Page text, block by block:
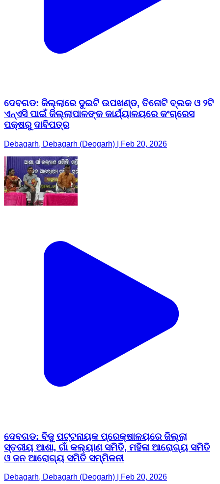
ଦେବଗଡ: ଜିଲ୍ଲାରେ ଦୁଇଟି ଉପଖଣ୍ଡ, ତିନୋଟି ବ୍ଲକ ଓ ୨ଟି
ଏନ୍‌ଏସି ପାଇଁ ଜିଲ୍ଲାପାଳଙ୍କ କାର୍ଯ୍ୟାଳୟରେ କଂଗ୍ରେସ
ପକ୍ଷରୁ ଦାବିପତ୍ର
Debagarh, Debagarh (Deogarh) | Feb 20, 2026
ଦେବଗଡ: ବିଜୁ ପଟ୍ଟନାୟକ ପ୍ରେକ୍ଷାଳୟରେ ଜିଲ୍ଲା
ସ୍ତରୀୟ ଆଶା, ଗାଁ କଲ୍ୟାଣ ସମିତି, ମହିଳା ଆରୋଗ୍ୟ ସମିତି
ଓ ଜନ ଆରୋଗ୍ୟ ସମିତି ସମ୍ମିଳନୀ
Debagarh, Debagarh (Deogarh) | Feb 20, 2026